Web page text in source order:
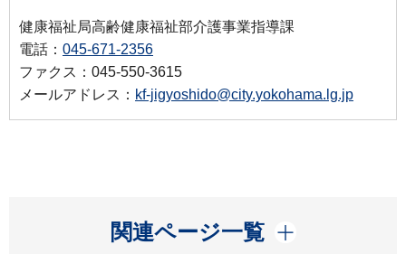
健康福祉局高齢健康福祉部介護事業指導課
電話： 045-671-2356
ファクス：045-550-3615
メールアドレス： kf-jigyoshido@city.yokohama.lg.jp
関連ページ一覧
開く